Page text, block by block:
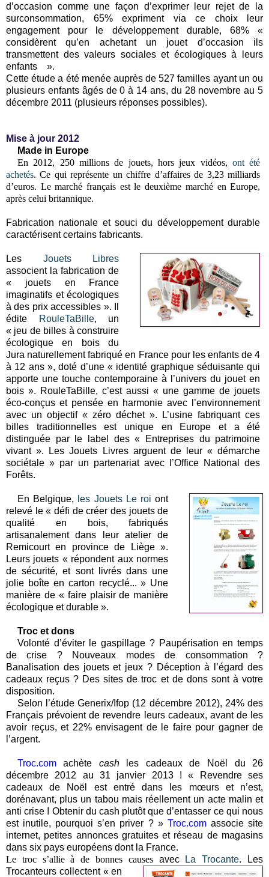
d’occasion comme une façon d’exprimer leur rejet de la
surconsommation, 65% expriment via ce choix leur
engagement pour le développement durable, 68% «
considèrent qu’en achetant un jouet d’occasion ils
transmettent des valeurs sociales et écologiques à leurs
enfants ».
Cette étude a été menée auprès de 527 familles ayant un ou
plusieurs enfants âgés de 0 à 14 ans, du 28 novembre au 5
décembre 2011 (plusieurs réponses possibles).
Mise à jour 2012
Made in Europe
En 2012, 250 millions de jouets, hors jeux vidéos, ont été
achetés. Ce qui représente un chiffre d’affaires de 3,23 milliards
d’euros. Le marché français est le deuxième marché en Europe,
après celui britannique.
Fabrication nationale et souci du développement durable
caractérisent certains fabricants.
Les Jouets Libres
associent la fabrication de
« jouets en France
imaginatifs et écologiques
à des prix accessibles ». Il
édite
RouleTaBille, un
« jeu de billes à construire
écologique en bois du
Jura naturellement fabriqué en France pour les enfants de 4
à 12 ans », doté d’une « identité graphique séduisante qui
apporte une touche contemporaine à l’univers du jouet en
bois ». RouleTaBille, c’est aussi « une gamme de jouets
éco-conçus et pensée en harmonie avec l’environnement
avec un objectif « zéro déchet ».
L’usine fabriquant ces
billes traditionnelles est unique en Europe et a été
distinguée par le label des « Entreprises du patrimoine
vivant ». Les Jouets Livres arguent de leur « démarche
sociétale » par un partenariat avec l’Office National des
Forêts.
En Belgique, les Jouets Le roi ont
relevé le « défi de créer des jouets de
qualité en bois, fabriqués
artisanalement dans leur atelier de
Remicourt en province de Liège ».
Leurs jouets « répondent aux normes
de sécurité, et sont livrés dans une
jolie boîte en carton recyclé... » Une
manière de « faire plaisir de manière
écologique et durable ».
Troc et dons
Volonté d’éviter le gaspillage ? Paupérisation en temps
de crise ? Nouveaux modes de consommation ?
Banalisation des jouets et jeux ? Déception à l’égard des
cadeaux reçus ? Des sites de troc et de dons sont à votre
disposition.
Selon l’étude Generix/Ifop (12 décembre 2012), 24% des
Français prévoient de revendre leurs cadeaux, avant de les
avoir reçus, et 22% envisagent de le faire pour gagner de
l’argent.
Troc.comachète cashles cadeaux de Noël du 26
décembre 2012 au 31 janvier 2013 ! « Revendre ses
cadeaux de Noël est entré dans les mœurs et n’est,
dorénavant, plus un tabou mais réellement un acte malin et
anti crise ! Obtenir du cash plutôt que d’entasser ce qui nous
est inutile, pourquoi s’en priver ? » Troc.com associe site
internet, petites annonces gratuites et réseau de magasins
dans six pays européens dont la France.
Le troc s’allie à de bonnes causes avec La Trocante. Les
Trocanteurs collectent « en